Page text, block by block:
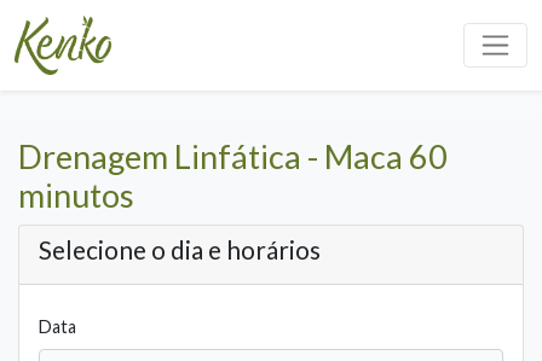
Drenagem Linfática - Maca 60
minutos
Selecione o dia e horários
Data